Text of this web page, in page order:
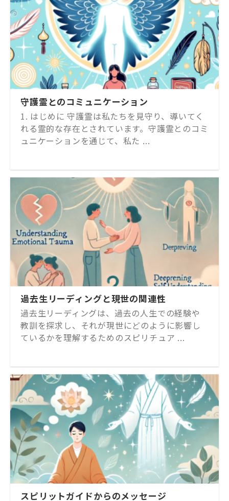
守護霊とのコミュニケーション
1. はじめに 守護霊は私たちを見守り、導いてく
れる霊的な存在とされています。守護霊とのコミ
ュニケーションを通じて、私た ...
過去生リーディングと現世の関連性
過去生リーディングは、過去の人生での経験や
教訓を探求し、それが現世にどのように影響し
ているかを理解するためのスピリチュア ...
スピリットガイドからのメッセージ